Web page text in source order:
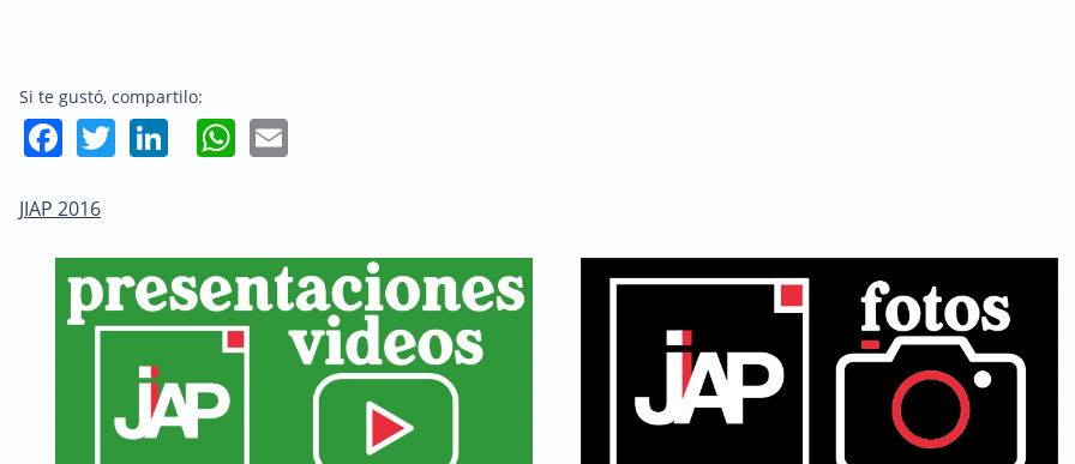
Si te gustó, compartilo:
FacebookTwitter LinkedIn WhatsApp
JIAP 2016